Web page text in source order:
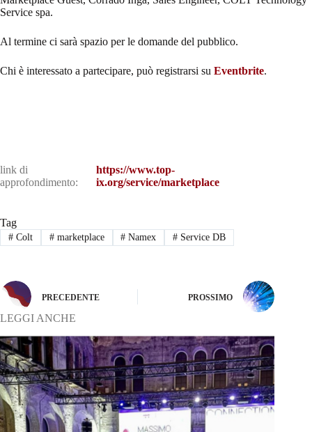
Service spa.
Al termine ci sarà spazio per le domande del pubblico.
Chi è interessato a partecipare, può registrarsi su Eventbrite.
link di
approfondimento:
https://www.top-
ix.org/service/marketplace
Tag
#Colt #marketplace # Namex # Service DB
PRECEDENTE PROSSIMO
LEGGI ANCHE